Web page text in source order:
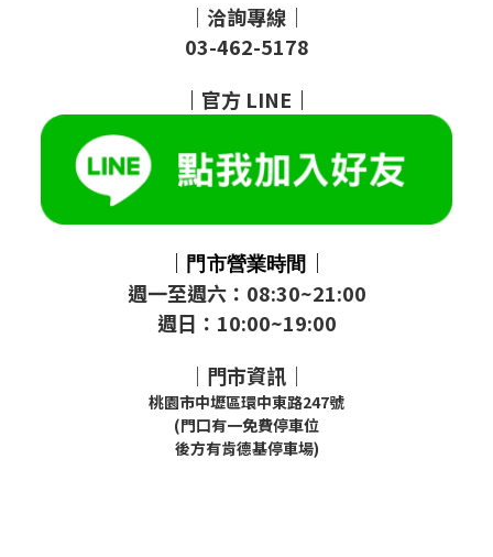
｜洽詢專線｜
03-462-5178
｜ 官方 LINE ｜
｜ 門市營業時間 ｜
週一至週六：08:30~21:00
週日：10:00~19:00
｜門市資訊｜
桃園市中壢區環中東路247號
(門口有一免費停車位
後方有肯德基停車場)